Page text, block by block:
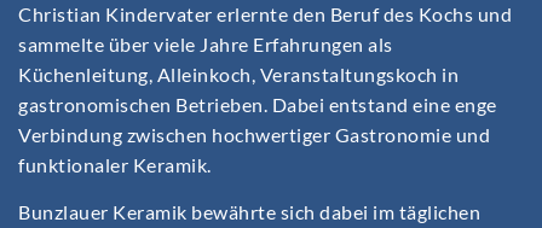
Christian Kindervater erlernte den Beruf des Kochs und
sammelte über viele Jahre Erfahrungen als
Küchenleitung, Alleinkoch, Veranstaltungskoch in
gastronomischen Betrieben. Dabei entstand eine enge
Verbindung zwischen hochwertiger Gastronomie und
funktionaler Keramik.
Bunzlauer Keramik bewährte sich dabei im täglichen